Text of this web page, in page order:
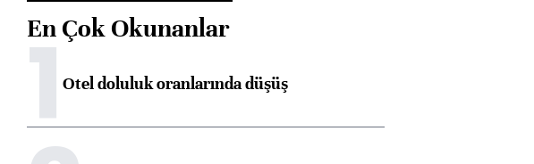
En Çok Okunanlar
1Otel doluluk oranlarında düşüş